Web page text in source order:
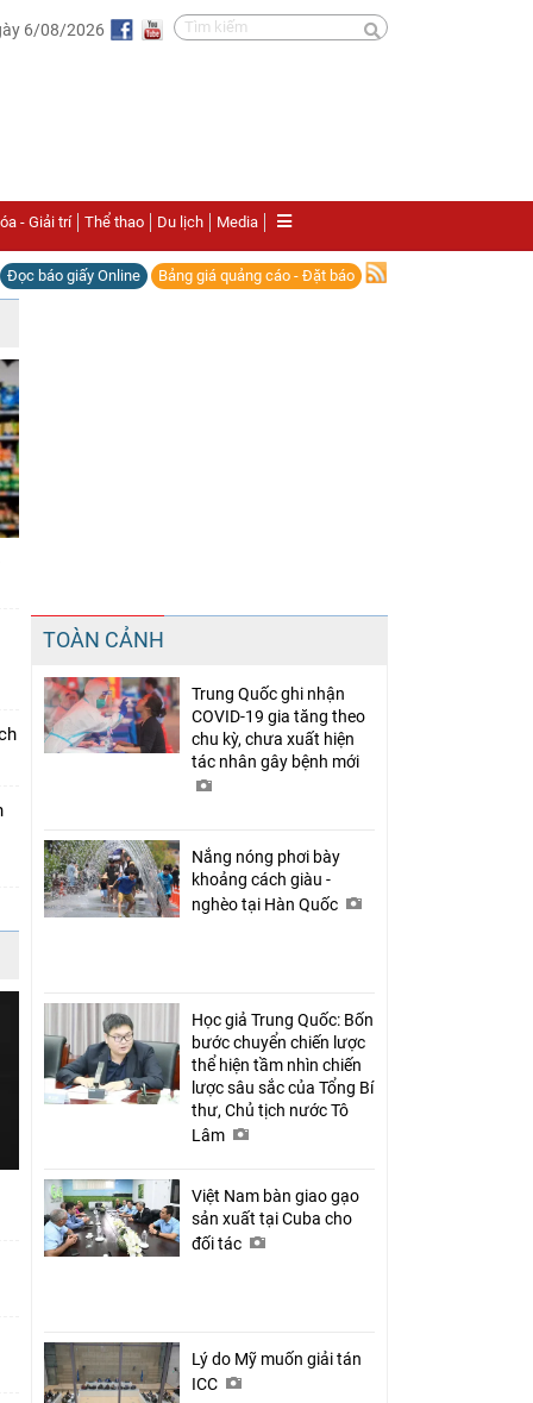
6/08/2026
- Giải trí Thể thao Du lịch Media
Đọc báo giấy Online Bảng giá quảng cáo - Đặt báo
TOÀN CẢNH
Trung Quốc ghi nhận
COVID-19 gia tăng theo
chu kỳ, chưa xuất hiện
tác nhân gây bệnh mới
Nắng nóng phơi bày
khoảng cách giàu -
nghèo tại Hàn Quốc
Học giả Trung Quốc: Bốn
bước chuyển chiến lược
thể hiện tầm nhìn chiến
lược sâu sắc của Tổng Bí
thư, Chủ tịch nước Tô
Lâm
Việt Nam bàn giao gạo
sản xuất tại Cuba cho
đối tác
Lý do Mỹ muốn giải tán
ICC